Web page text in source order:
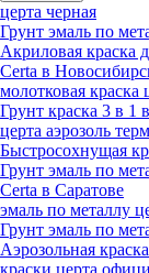
церта черная
Грунт эмаль по
Акриловая краска
Certa в
молотковая краска
Грунт краска 3 в 1
церта аэрозоль
Быстросохнущая
Грунт эмаль по
Certa в Саратове
эмаль по металлу
Грунт эмаль по
Аэрозольная
краски церта